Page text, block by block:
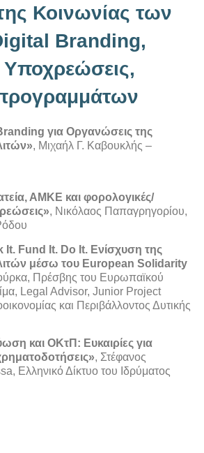
Κοινωνίας των
Branding,
Υποχρεώσεις,
για Οργανώσεις της
, Μιχαήλ Γ. Καβουκλής –
ΑΜΚΕ και φορολογικές/
, Νικόλαος Παπαγρηγορίου,
It. Fund It. Do It. Ενίσχυση της
μέσω του European Solidarity
Πρέσβης του Ευρωπαϊκού
Legal Advisor, Junior Project
και Περιβάλλοντος Δυτικής
και ΟΚτΠ: Ευκαιρίες για
, Στέφανος
Ελληνικό Δίκτυο του Ιδρύματος